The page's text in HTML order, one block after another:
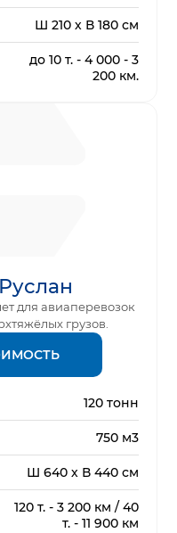
Ш 210 х В 180 см
до 10 т. - 4 000 - 3
200 км.
для авиаперевозок
грузов.
120 тонн
750 м3
Ш 640 х В 440 см
120 т. - 3 200 км / 40
т. - 11 900 км